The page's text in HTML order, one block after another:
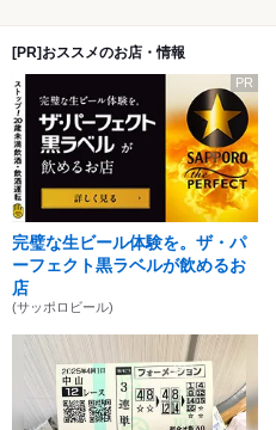
[PR]おススメのお店・情報
PR
完璧な生ビール体験を。ザ・パ
ーフェクト黒ラベルが飲めるお
店
(サッポロビール)